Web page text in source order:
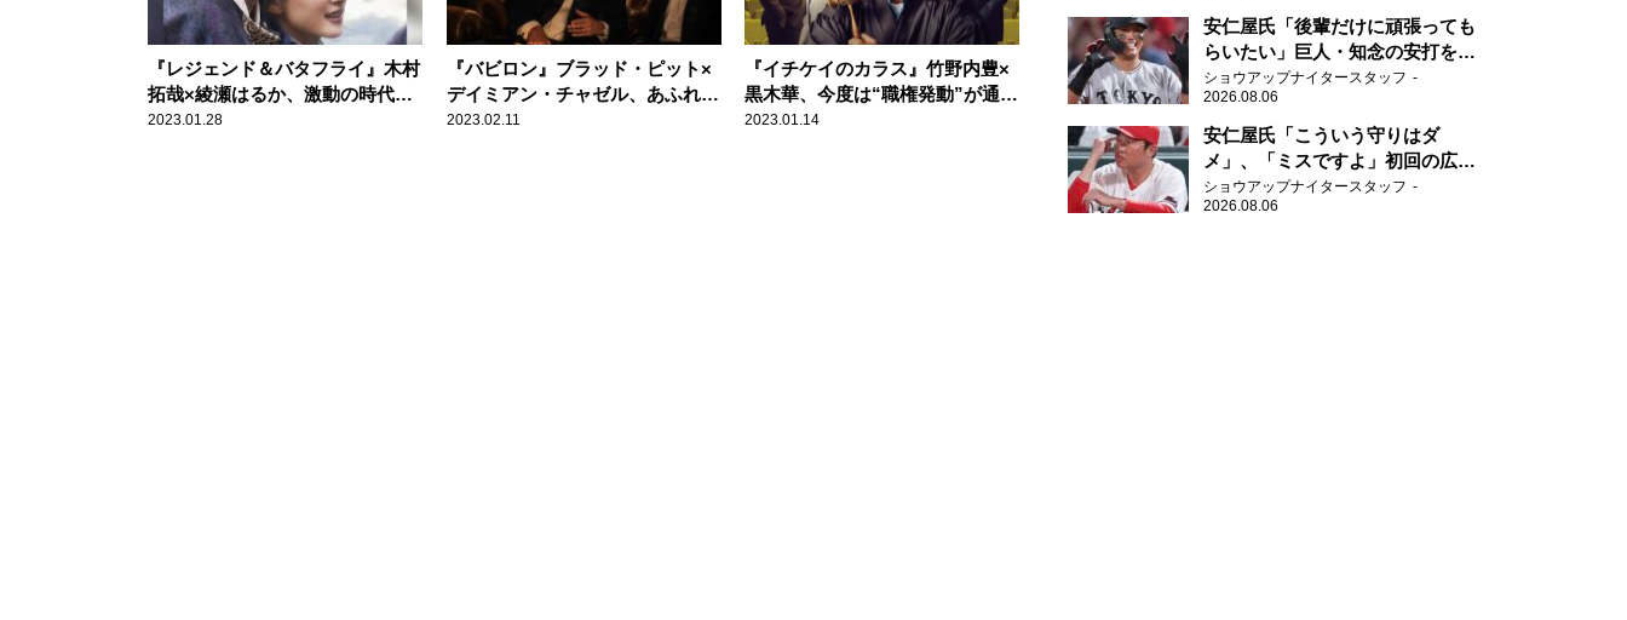
『レジェンド＆バタフライ』木村
拓哉×綾瀬はるか、激動の時代を
生きた夫婦の物語
2023.01.28
『バビロン』ブラッド・ピット×
デイミアン・チャゼル、あふれる
映画讃歌と新たなる挑戦
2023.02.11
『イチケイのカラス』竹野内豊×
黒木華、今度は“職権発動”が通じ
ない？
2023.01.14
安仁屋氏「後輩だけに頑張っても
らいたい」巨人・知念の安打を喜
ぶ
ショウアップナイタースタッフ
2026.08.06
安仁屋氏「こういう守りはダ
メ」、「ミスですよ」初回の広島
の守備に苦言
ショウアップナイタースタッフ
2026.08.06